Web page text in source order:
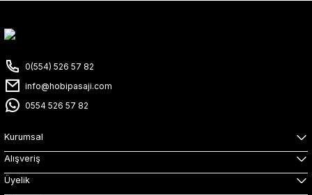
0(554) 526 57 82
info@hobipasaji.com
0554 526 57 82
Kurumsal
Alışveriş
Üyelik